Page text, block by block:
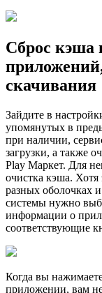
Сброс кэша
скачивания
Зайдите в
упомянутых в
при наличии,
загрузки, а также
Play Маркет. Для
очистка кэша. Хотя
разных оболочках
системы нужно
информации о
соответствующие
Когда вы
приложении, вам